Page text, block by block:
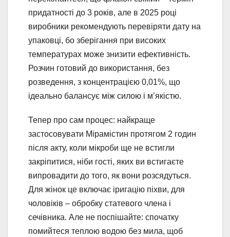
придатності до 3 років, але в 2025 році
виробники рекомендують перевіряти дату на
упаковці, бо зберігання при високих
температурах може знизити ефективність.
Розчин готовий до використання, без
розведення, з концентрацією 0,01%, що
ідеально балансує між силою і м’якістю.
Тепер про сам процес: найкраще
застосовувати Мірамістин протягом 2 годин
після акту, коли мікроби ще не встигли
закріпитися, ніби гості, яких ви встигаєте
випровадити до того, як вони розсядуться.
Для жінок це включає іригацію піхви, для
чоловіків – обробку статевого члена і
сечівника. Але не поспішайте: спочатку
помийтеся теплою водою без мила, щоб